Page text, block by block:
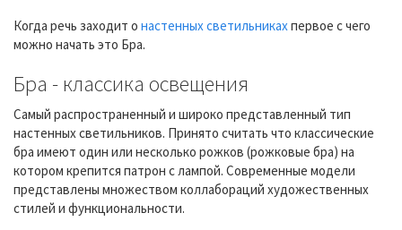
Когда речь заходит о настенных светильниках первое с чего
можно начать это Бра.
Бра - классика освещения
Самый распространенный и широко представленный тип
настенных светильников. Принято считать что классические
бра имеют один или несколько рожков (рожковые бра) на
котором крепится патрон с лампой. Современные модели
представлены множеством коллабораций художественных
стилей и функциональности.